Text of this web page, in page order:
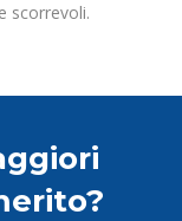
scorrevoli.